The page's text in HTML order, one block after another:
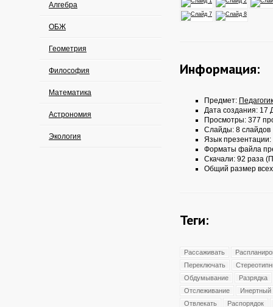
Алгебра
ОБЖ
Геометрия
Философия
Математика
Астрономия
Экология
Информация:
Предмет:
Дата создания: 17
Просмотры: 377
Слайды: 8 слайдов
Язык презентации:
Форматы файла
Скачали: 92 раза
Общий размер
Теги:
Рассаживать
Переключать
Обдумывание
Разрядка
Отслеживание
Инертный
Отвлекать
Распорядок